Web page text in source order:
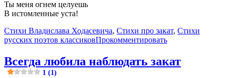
Ты меня огнем целуешь
В истомленные уста!
Стихи Владислава Ходасевича, Стихи про закат, Стихи
русских поэтов классиковПрокомментировать
Всегда любила наблюдать закат
1 (1)